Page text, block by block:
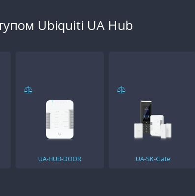
Ubiquiti UA Hub
UA-HUB-DOOR UA-SK-Gate